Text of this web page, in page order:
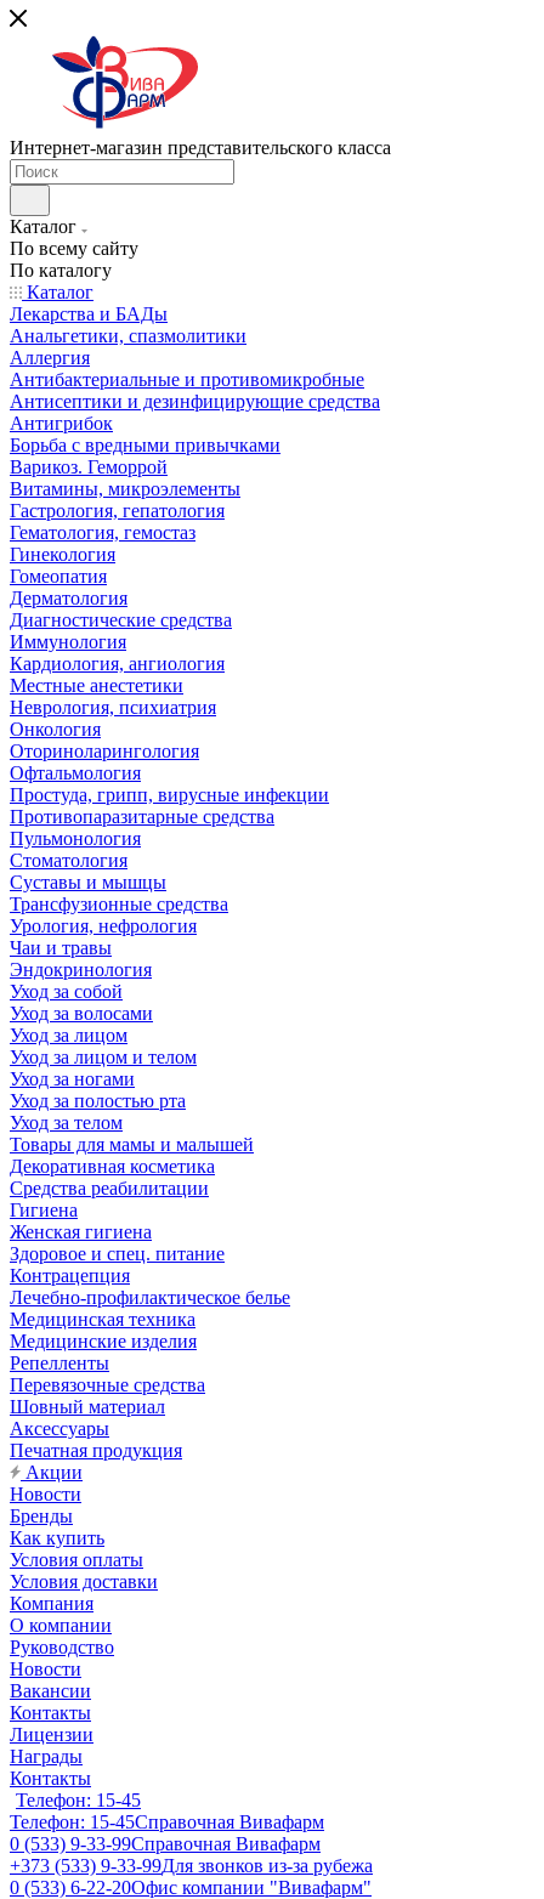
Интернет-магазин представительского класса
Каталог
По всему сайту
По каталогу
Каталог
Лекарства и БАДы
Анальгетики, спазмолитики
Аллергия
Антибактериальные и противомикробные
Антисептики и дезинфицирующие средства
Антигрибок
Борьба с вредными привычками
Варикоз. Геморрой
Витамины, микроэлементы
Гастрология, гепатология
Гематология, гемостаз
Гинекология
Гомеопатия
Дерматология
Диагностические средства
Иммунология
Кардиология, ангиология
Местные анестетики
Неврология, психиатрия
Онкология
Оториноларингология
Офтальмология
Простуда, грипп, вирусные инфекции
Противопаразитарные средства
Пульмонология
Стоматология
Суставы и мышцы
Трансфузионные средства
Урология, нефрология
Чаи и травы
Эндокринология
Уход за собой
Уход за волосами
Уход за лицом
Уход за лицом и телом
Уход за ногами
Уход за полостью рта
Уход за телом
Товары для мамы и малышей
Декоративная косметика
Средства реабилитации
Гигиена
Женская гигиена
Здоровое и спец. питание
Контрацепция
Лечебно-профилактическое белье
Медицинская техника
Медицинские изделия
Репелленты
Перевязочные средства
Шовный материал
Аксессуары
Печатная продукция
Акции
Новости
Бренды
Как купить
Условия оплаты
Условия доставки
Компания
О компании
Руководство
Новости
Вакансии
Контакты
Лицензии
Награды
Контакты
Телефон: 15-45
Телефон: 15-45Справочная Вивафарм
0 (533) 9-33-99Справочная Вивафарм
+373 (533) 9-33-99Для звонков из-за рубежа
0 (533) 6-22-20Офис компании "Вивафарм"